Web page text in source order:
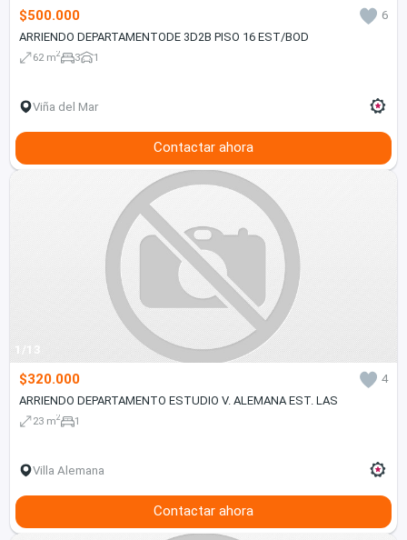
$500.000
6
ARRIENDO DEPARTAMENTODE 3D2B PISO 16 EST/BOD
62 m2 3 1
Viña del Mar
Contactar ahora
1/13
$320.000
4
ARRIENDO DEPARTAMENTO ESTUDIO V. ALEMANA EST. LAS
23 m2 1
Villa Alemana
Contactar ahora